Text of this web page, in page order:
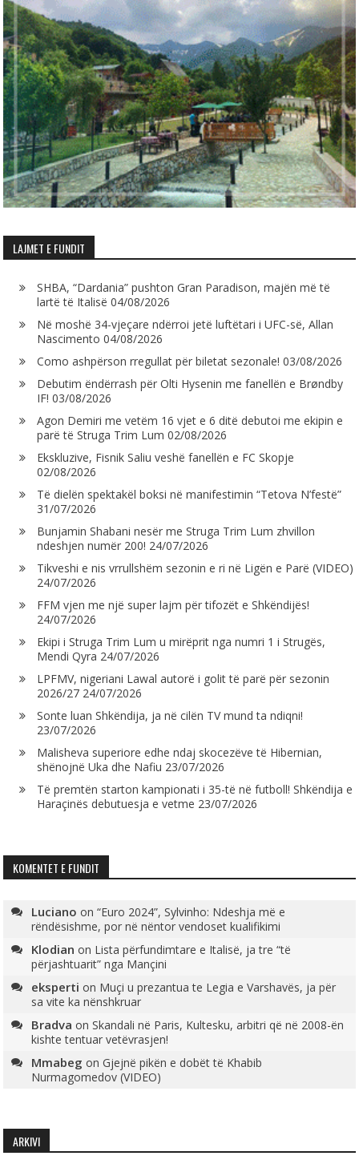
LAJMET E FUNDIT
SHBA, “Dardania” pushton Gran Paradison, majën më të
lartë të Italisë 04/08/2026
Në moshë 34-vjeçare ndërroi jetë luftëtari i UFC-së, Allan
Nascimento 04/08/2026
Como ashpërson rregullat për biletat sezonale! 03/08/2026
Debutim ëndërrash për Olti Hysenin me fanellën e Brøndby
IF! 03/08/2026
Agon Demiri me vetëm 16 vjet e 6 ditë debutoi me ekipin e
parë të Struga Trim Lum 02/08/2026
Ekskluzive, Fisnik Saliu veshë fanellën e FC Skopje
02/08/2026
Të dielën spektakël boksi në manifestimin “Tetova N’festë”
31/07/2026
Bunjamin Shabani nesër me Struga Trim Lum zhvillon
ndeshjen numër 200! 24/07/2026
Tikveshi e nis vrrullshëm sezonin e ri në Ligën e Parë (VIDEO)
24/07/2026
FFM vjen me një super lajm për tifozët e Shkëndijës!
24/07/2026
Ekipi i Struga Trim Lum u mirëprit nga numri 1 i Strugës,
Mendi Qyra 24/07/2026
LPFMV, nigeriani Lawal autorë i golit të parë për sezonin
2026/27 24/07/2026
Sonte luan Shkëndija, ja në cilën TV mund ta ndiqni!
23/07/2026
Malisheva superiore edhe ndaj skocezëve të Hibernian,
shënojnë Uka dhe Nafiu 23/07/2026
Të premtën starton kampionati i 35-të në futboll! Shkëndija e
Haraçinës debutuesja e vetme 23/07/2026
KOMENTET E FUNDIT
Luciano on“Euro 2024”, Sylvinho: Ndeshja më e
rëndësishme, por në nëntor vendoset kualifikimi
Klodian on Lista përfundimtare e Italisë, ja tre “të
përjashtuarit” nga Mançini
eksperti on Muçi u prezantua te Legia e Varshavës, ja për
sa vite ka nënshkruar
Bradva onSkandali në Paris, Kultesku, arbitri që në 2008-ën
kishte tentuar vetëvrasjen!
Mmabeg onGjejnë pikën e dobët të Khabib
Nurmagomedov (VIDEO)
ARKIVI